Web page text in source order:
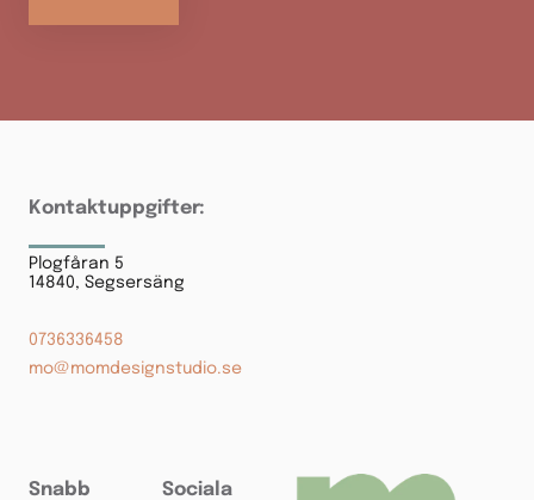
Kontaktuppgifter:
Plogfåran 5
14840, Segsersäng
0736336458
mo@momdesignstudio.se
Snabb Sociala